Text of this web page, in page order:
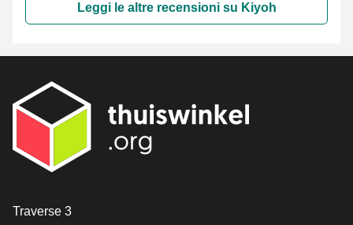
Leggi le altre recensioni su Kiyoh
[_General:Contact]
Traverse 3